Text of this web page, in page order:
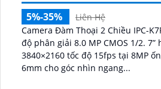
5%-35%
Liên Hệ
Camera Đàm Thoại 2 Chiều IPC-
độ phân giải 8.0 MP CMOS 1/2.
3840×2160 tốc độ 15fps tại 8MP
6mm cho góc nhìn ngang...